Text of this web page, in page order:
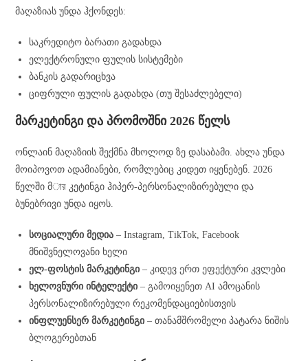
მაღაზიას უნდა ჰქონდეს:
საკრედიტო ბარათი გადახდა
ელექტრონული ფულის სისტემები
ბანკის გადარიცხვა
ციფრული ფულის გადახდა (თუ შესაძლებელი)
მარკეტინგი და პრომოშნი 2026 წელს
ონლაინ მაღაზიის შექმნა მხოლოდ ზე დასაბამი. ახლა უნდა
მოიპოვოთ ადამიანები, რომლებიც კიდეთ იყენებენ. 2026
წელში მার კეტინგი ჰიპერ-პერსონალიზირებული და
ბუნებრივი უნდა იყოს.
სოციალური მედია – Instagram, TikTok, Facebook
მნიშვნელოვანი ხელი
ელ-ფოსტის მარკეტინგი – კიდევ ერთ ეფექტური კვლები
ხელოვნური ინტელექტი – გამოიყენეთ AI ამოცანის
პერსონალიზირებული რეკომენდაციებისთვის
ინფლუენსერ მარკეტინგი – თანამშრომელი პატარა ნიშის
ბლოგერებთან